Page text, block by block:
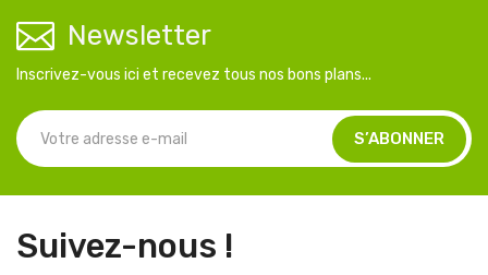
Newsletter
Inscrivez-vous ici et recevez tous nos bons plans...
Suivez-nous !